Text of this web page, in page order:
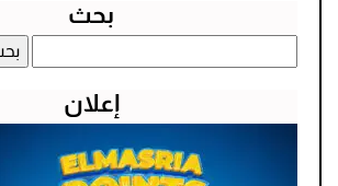
بحث
عن:
إعلان